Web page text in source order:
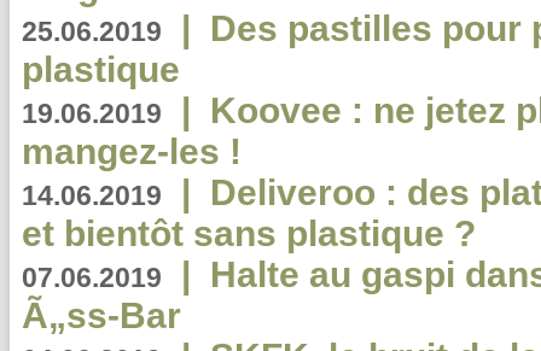
25.06.2019 | Des pastilles pour
plastique
19.06.2019 | Koovee : ne jetez
mangez-les !
14.06.2019 | Deliveroo : des
et bientôt sans plastique ?
07.06.2019 | Halte au gaspi
Ã„ss-Bar